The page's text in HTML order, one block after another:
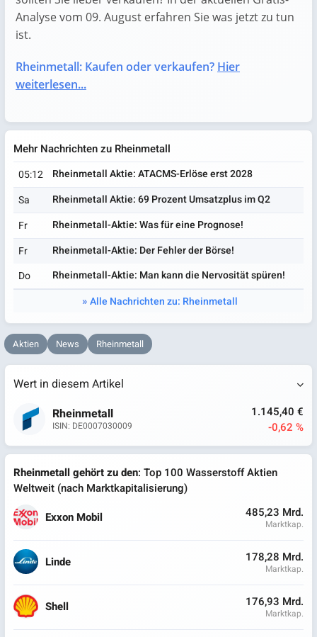
Analyse vom 09. August erfahren Sie was jetzt zu tun
ist.
Rheinmetall: Kaufen oder verkaufen? Hier
weiterlesen...
Mehr Nachrichten zu Rheinmetall
05:12
Rheinmetall Aktie: ATACMS-Erlöse erst 2028
Sa
Rheinmetall Aktie: 69 Prozent Umsatzplus im Q2
Fr
Rheinmetall-Aktie: Was für eine Prognose!
Fr
Rheinmetall-Aktie: Der Fehler der Börse!
Do
Rheinmetall-Aktie: Man kann die Nervosität spüren!
Alle Nachrichten zu: Rheinmetall
Aktien News Rheinmetall
Wert in diesem Artikel
Rheinmetall
ISIN: DE0007030009
1.145,40 €
-0,62 %
Rheinmetall gehört zu den: Top 100 Wasserstoff Aktien
Weltweit (nach Marktkapitalisierung)
Exxon Mobil
485,23 Mrd.
Marktkap.
Linde 178,28 Mrd.
Marktkap.
Shell 176,93 Mrd.
Marktkap.